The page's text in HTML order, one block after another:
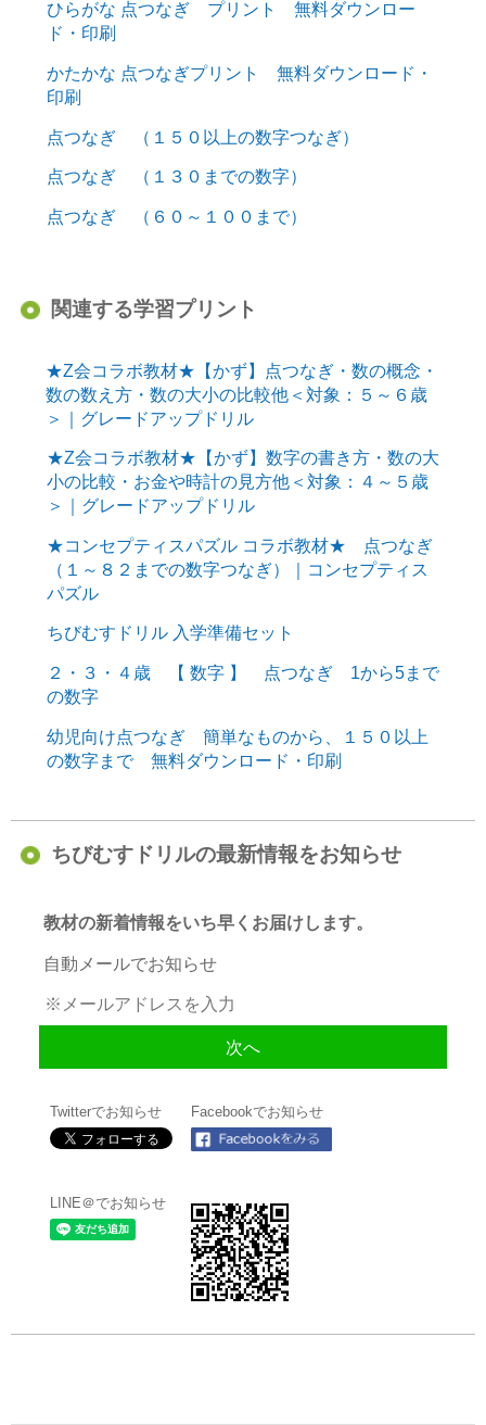
ひらがな 点つなぎ プリント 無料ダウンロー
ド・印刷
かたかな 点つなぎプリント 無料ダウンロード・
印刷
点つなぎ （１５０以上の数字つなぎ）
点つなぎ （１３０までの数字）
点つなぎ （６０～１００まで）
関連する学習プリント
★Z会コラボ教材★【かず】点つなぎ・数の概念・
数の数え方・数の大小の比較他＜対象：５～６歳
＞｜グレードアップドリル
★Z会コラボ教材★【かず】数字の書き方・数の大
小の比較・お金や時計の見方他＜対象：４～５歳
＞｜グレードアップドリル
★コンセプティスパズル コラボ教材★ 点つなぎ
（１～８２までの数字つなぎ）｜コンセプティス
パズル
ちびむすドリル 入学準備セット
２・３・４歳 【 数字 】 点つなぎ 1から5まで
の数字
幼児向け点つなぎ 簡単なものから、１５０以上
の数字まで 無料ダウンロード・印刷
ちびむすドリルの最新情報をお知らせ
教材の新着情報をいち早くお届けします。
自動メールでお知らせ
Twitterでお知らせ Facebookでお知らせ
LINE＠でお知らせ